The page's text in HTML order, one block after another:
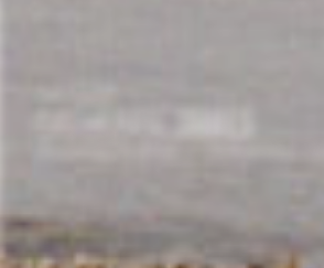
Photographe, vidéaste et performeuse,